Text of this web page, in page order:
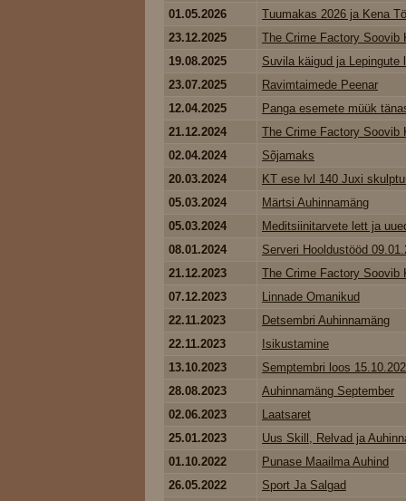
01.05.2026
Tuumakas 2026 ja Kena
23.12.2025
The Crime Factory Soovib
19.08.2025
Suvila käigud ja Lepingute
23.07.2025
Ravimtaimede Peenar
12.04.2025
Panga esemete müük
21.12.2024
The Crime Factory Soovib
02.04.2024
Sõjamaks
20.03.2024
KT ese lvl 140 Juxi
05.03.2024
Märtsi Auhinnamäng
05.03.2024
Meditsiinitarvete lett ja
08.01.2024
Serveri Hooldustööd
21.12.2023
The Crime Factory Soovib
07.12.2023
Linnade Omanikud
22.11.2023
Detsembri Auhinnamäng
22.11.2023
Isikustamine
13.10.2023
Semptembri loos
28.08.2023
Auhinnamäng September
02.06.2023
Laatsaret
25.01.2023
Uus Skill, Relvad ja
01.10.2022
Punase Maailma Auhind
26.05.2022
Sport Ja Salgad